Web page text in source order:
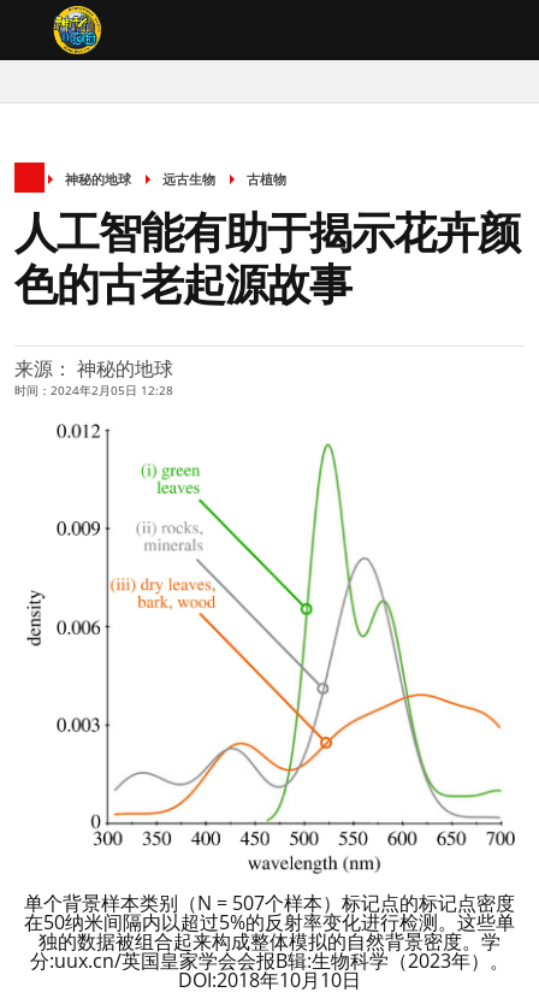
神秘的地球 远古生物 古植物
人工智能有助于揭示花卉颜
色的古老起源故事
来源： 神秘的地球
时间：2024年2月05日 12:28
单个背景样本类别（N = 507个样本）标记点的标记点密度
在50纳米间隔内以超过5%的反射率变化进行检测。这些单
独的数据被组合起来构成整体模拟的自然背景密度。学
分:uux.cn/英国皇家学会会报B辑:生物科学（2023年）。
DOI:2018年10月10日